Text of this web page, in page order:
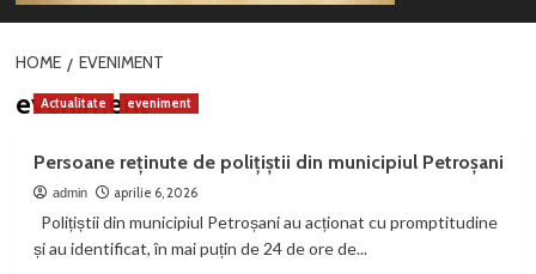
HOME EVENIMENT
eveniment
Actualitate eveniment
Persoane reținute de polițiștii din municipiul Petroșani
admin aprilie 6, 2026
Polițiștii din municipiul Petroșani au acționat cu promptitudine
și au identificat, în mai puțin de 24 de ore de...